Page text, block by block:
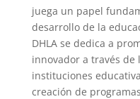
juega un papel
desarrollo de la
DHLA se dedica a
innovador a través de
instituciones
creación de